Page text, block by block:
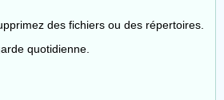
des fichiers ou des répertoires.
quotidienne.